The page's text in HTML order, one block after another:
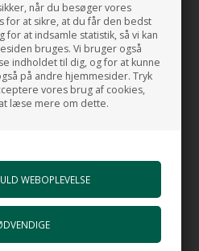
når du besøger vores
for at sikre, at du får den bedst
at indsamle statistik, så vi kan
bruges. Vi bruger også
indholdet til dig, og for at kunne
på andre hjemmesider. Tryk
vores brug af cookies,
læse mere om dette.
er fremstillet i børstet rustfrit
som en ramme.
der tydeligt ses på closeup
og der er ingen svejse klatter
lang levetid.
overflade.